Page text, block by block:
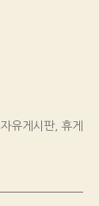
자유게시판, 휴게